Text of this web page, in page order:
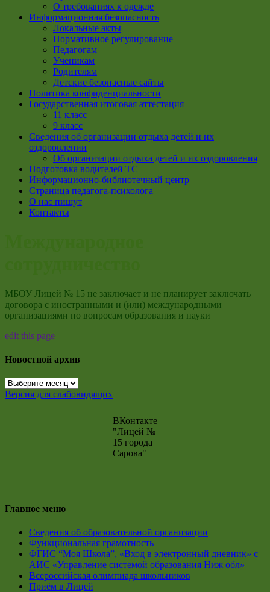
О требованиях к одежде
Информационная безопасность
Локальные акты
Нормативное регулирование
Педагогам
Ученикам
Родителям
Детские безопасные сайты
Политика конфиденциальности
Государственная итоговая аттестация
11 класс
9 класс
Сведения об организации отдыха детей и их
оздоровлении
Об организации отдыха детей и их оздоровления
Подготовка водителей ТС
Информационно-библиотечный центр
Страница педагога-психолога
О нас пишут
Контакты
МБОУ Лицей № 15 не заключает и не планирует заключать
договора с иностранными и (или) международными
организациями по вопросам образования и науки
edit this page
Новостной архив
Новостной
архив
Версия для слабовидящих
ВКонтакте
"Лицей №
15 города
Сарова"
Главное меню
Сведения об образовательной организации
Функциональная грамотность
ФГИС “Моя Школа”, «Вход в электронный дневник» с
АИС «Управление системой образования Ниж обл»
Всероссийская олимпиада школьников
Приём в Лицей